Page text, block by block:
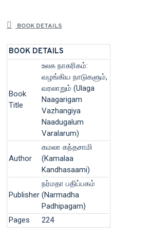
BOOK DETAILS
BOOK DETAILS
Book
Title
உலக நாகரிகம்:
வழங்கிய நாடுகளும்,
வரலாறும் (Ulaga
Naagarigam
Vazhangiya
Naadugalum
Varalarum)
Author
கமலா கந்தசாமி
(Kamalaa
Kandhasaami)
Publisher
நர்மதா பதிப்பகம்
(Narmadha
Padhipagam)
Pages
224